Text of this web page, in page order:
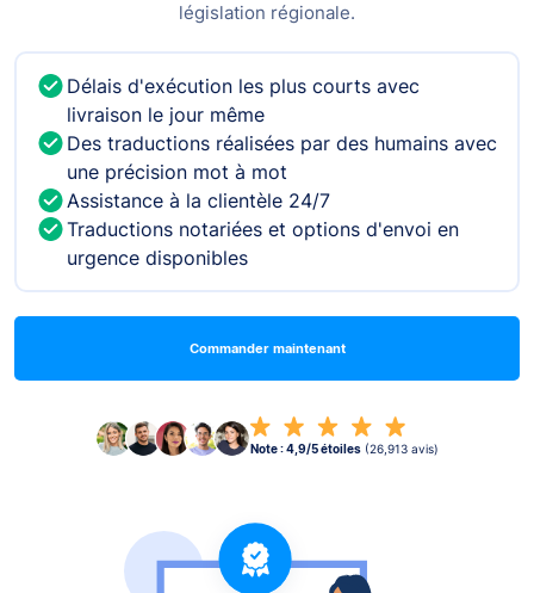
législation régionale.
Délais d'exécution les plus courts avec
livraison le jour même
Des traductions réalisées par des humains avec
une précision mot à mot
Assistance à la clientèle 24/7
Traductions notariées et options d'envoi en
urgence disponibles
Commander maintenant
Note : 4,9/5 étoiles (26,913 avis)